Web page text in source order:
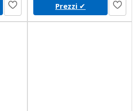
Prezzi ✔